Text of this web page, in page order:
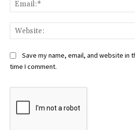
Save my name, email, and website in
time I comment.